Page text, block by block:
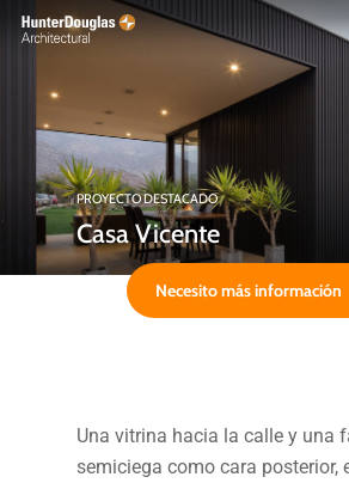
Skip
content
PROYECTO DESTACADO
Casa Vicente
Necesito más información
Una vitrina hacia la calle y una
semiciega como cara posterior,